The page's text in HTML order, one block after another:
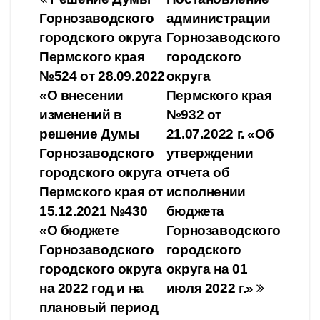
kl
a
ss
ni
ki
a
m
A
p
p
Li
n
k
в
и
ть
по
записям
администрации
Горнозаводского
городского
округа
Пермского края
№932 от
21.07.2022 г. «Об
утверждении
отчета об
исполнении
бюджета
Горнозаводского
городского
округа на 01
июля 2022 г.»
Горнозаводского
городского округа
Пермского края
№524 от 28.09.2022
«О внесении
изменений в
решение Думы
Горнозаводского
городского округа
Пермского края от
15.12.2021 №430
«О бюджете
Горнозаводского
городского округа
на 2022 год и на
плановый период
Постановление
администрации
Горнозаводского
городского округа
Пермского края № 1725 от
28.09.2023 г. «О подготовке
части проекта межевания
территории, ограниченной